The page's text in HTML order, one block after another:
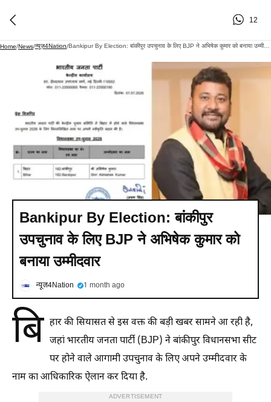
12
Home/News/न्यूज़4Nation/ Bankipur By Election: बांकीपुर उपचुनाव के लिए BJP ने अभिषेक कुमार को बनाया उम्मीदवार
Bankipur By Election: बांकीपुर
उपचुनाव के लिए BJP ने अभिषेक कुमार को
बनाया उम्मीदवार
न्यूज़4Nation 1 month ago
बि हार की सियासत से इस वक्त की बड़ी खबर सामने आ रही है,
जहां भारतीय जनता पार्टी (BJP) ने बांकीपुर विधानसभा सीट
पर होने वाले आगामी उपचुनाव के लिए अपने उम्मीदवार के
नाम का आधिकारिक ऐलान कर दिया है.
ADVERTISEMENT